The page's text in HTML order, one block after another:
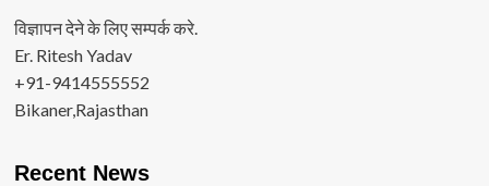
विज्ञापन देने के लिए सम्पर्क करे.
Er. Ritesh Yadav
+91-9414555552
Bikaner,Rajasthan
Recent News